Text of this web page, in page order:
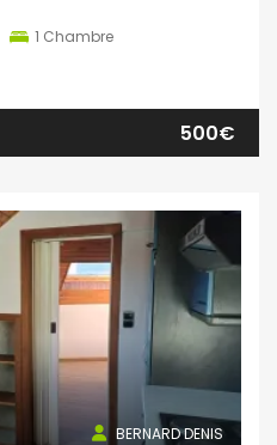
1 Chambre
500€
BERNARD DENIS